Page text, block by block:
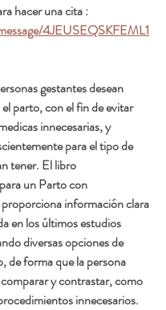
hacer una cita :
4JEUSEQSKFEML1
gestantes desean
parto, con el fin de evitar
innecesarias, y
para el tipo de
tener. El libro
un Parto con
información clara
en los últimos estudios
diversas opciones de
de forma que la persona
y contrastar, como
innecesarios.